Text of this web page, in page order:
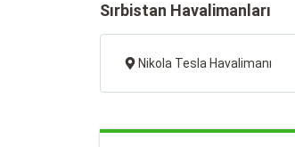
Sırbistan Havalimanları
Nikola Tesla Havalimanı